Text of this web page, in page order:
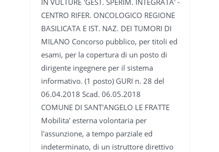
CENTRO RIFER. ONCOLOGICO REGIONE
BASILICATA E IST. NAZ. DEI TUMORI DI
MILANO Concorso pubblico, per titoli ed
esami, per la copertura di un posto di
dirigente ingegnere per il sistema
informativo. (1 posto) GURI n. 28 del
06.04.2018 Scad. 06.05.2018
COMUNE DI SANT'ANGELO LE FRATTE
Mobilita' esterna volontaria per
l'assunzione, a tempo parziale ed
indeterminato, di un istruttore direttivo